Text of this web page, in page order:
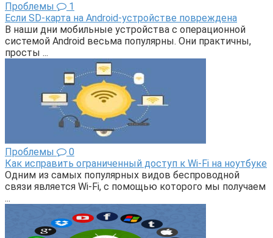
Проблемы
1
Если SD-карта на Android-устройстве повреждена
В наши дни мобильные устройства с операционной
системой Android весьма популярны. Они практичны,
просты ...
Проблемы
0
Как исправить ограниченный доступ к Wi-Fi на ноутбуке
Одним из самых популярных видов беспроводной
связи является Wi-Fi, с помощью которого мы получаем
...